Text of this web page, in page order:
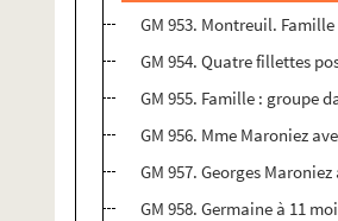
GM 953. Montreuil.
GM 954. Quatre fillettes
GM 955. Famille : groupe
GM 956. Mme Maroniez
GM 957. Georges
GM 958. Germaine à 11